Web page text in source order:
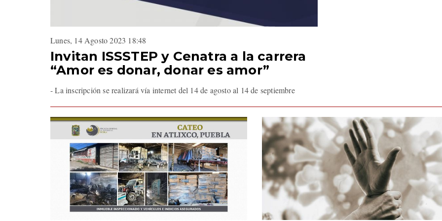
Lunes, 14 Agosto 2023 18:48
Invitan ISSSTEP y Cenatra a la carrera
“Amor es donar, donar es amor”
- La inscripción se realizará vía internet del 14 de agosto al 14 de septiembre